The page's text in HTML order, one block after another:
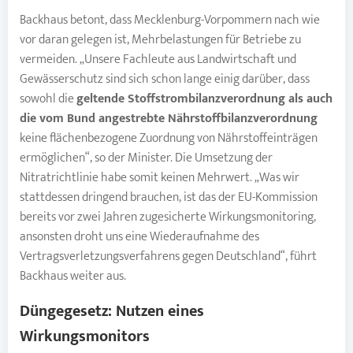
Backhaus betont, dass Mecklenburg-Vorpommern nach wie
vor daran gelegen ist, Mehrbelastungen für Betriebe zu
vermeiden. „Unsere Fachleute aus Landwirtschaft und
Gewässerschutz sind sich schon lange einig darüber, dass
sowohl diegeltende Stoffstrombilanzverordnung als auch
die vom Bund angestrebte Nährstoffbilanzverordnung
keine flächenbezogene Zuordnung von Nährstoffeinträgen
ermöglichen“, so der Minister. Die Umsetzung der
Nitratrichtlinie habe somit keinen Mehrwert. „Was wir
stattdessen dringend brauchen, ist das der EU-Kommission
bereits vor zwei Jahren zugesicherte Wirkungsmonitoring,
ansonsten droht uns eine Wiederaufnahme des
Vertragsverletzungsverfahrens gegen Deutschland“, führt
Backhaus weiter aus.
Düngegesetz: Nutzen eines
Wirkungsmonitors